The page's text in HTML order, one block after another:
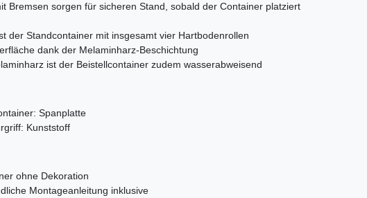
Bremsen sorgen für sicheren Stand, sobald der Container platziert
der Standcontainer mit insgesamt vier Hartbodenrollen
dank der Melaminharz-Beschichtung
ist der Beistellcontainer zudem wasserabweisend
Spanplatte
Kunststoff
ohne Dekoration
Montageanleitung inklusive